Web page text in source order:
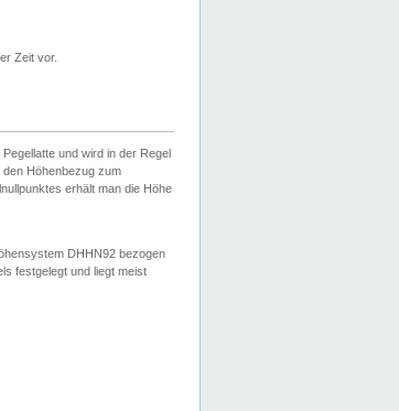
Zeit vor.
Pegellatte und wird in der Regel
Höhenbezug zum
erhält man die Höhe
DHHN92 bezogen
festgelegt und liegt meist